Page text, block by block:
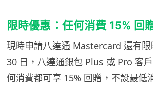
限時優惠：任何消費 15% 回
現時申請八達通 Mastercard 還有
30 日，八達通銀包 Plus 或 Pro 客
何消費都可享 15% 回贈，不設最